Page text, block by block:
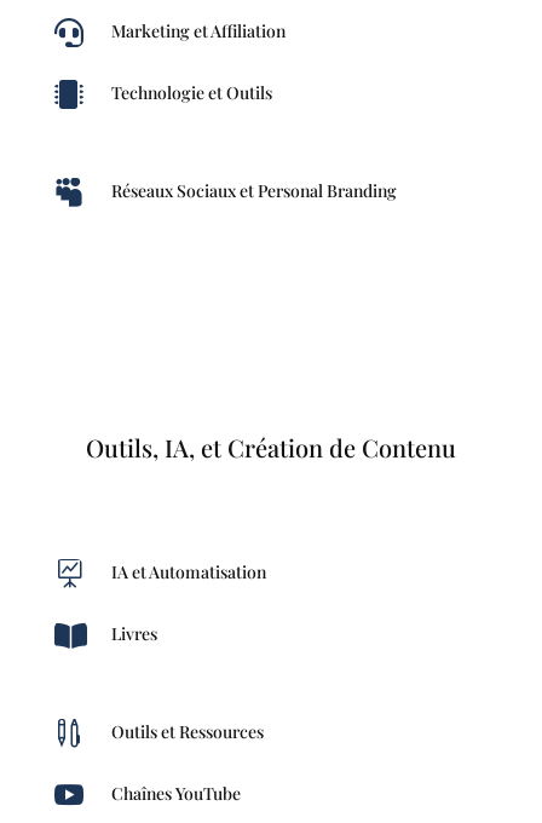
 Marketing et Affiliation
 Technologie et Outils
 Réseaux Sociaux et Personal Branding
Outils, IA, et Création de Contenu
 IA et Automatisation
 Livres
 Outils et Ressources
 Chaînes YouTube